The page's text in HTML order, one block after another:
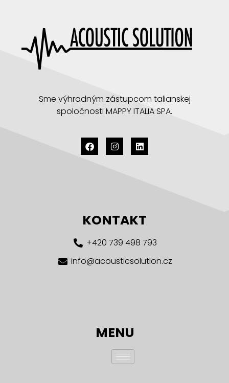
Sme výhradným zástupcom talianskej
spoločnosti MAPPY ITALIA SPA.
KONTAKT
+420 739 498 793
info@acousticsolution.cz
MENU